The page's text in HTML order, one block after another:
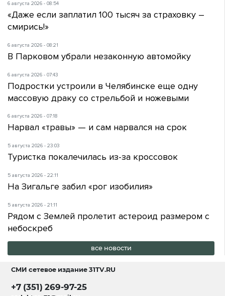
6 августа 2026 - 08:54
«Даже если заплатил 100 тысяч за страховку –
смирись!»
6 августа 2026 - 08:21
В Парковом убрали незаконную автомойку
6 августа 2026 - 07:43
Подростки устроили в Челябинске еще одну
массовую драку со стрельбой и ножевыми
6 августа 2026 - 07:18
Нарвал «травы» — и сам нарвался на срок
5 августа 2026 - 23:03
Туристка покалечилась из-за кроссовок
5 августа 2026 - 22:11
На Зигальге забил «рог изобилия»
5 августа 2026 - 21:11
Рядом с Землей пролетит астероид размером с
небоскреб
все новости
СМИ сетевое издание31TV.RU
+7 (351) 269-97-25